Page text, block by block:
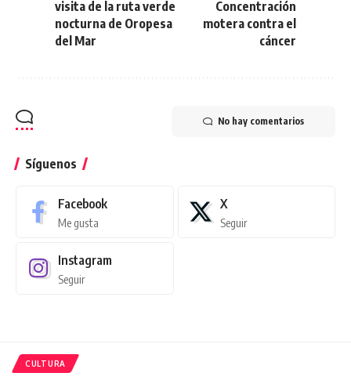
visita de la ruta verde
nocturna de Oropesa
del Mar
Concentración
motera contra el
cáncer
No hay comentarios
Síguenos
Facebook
Me gusta
X
Seguir
Instagram
Seguir
CULTURA